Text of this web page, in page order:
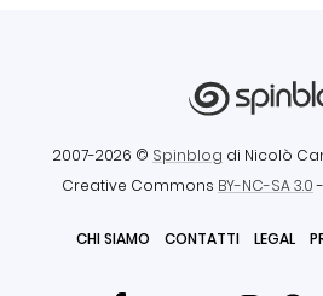
2007-2026 © Spinblog di Nicolò
Creative Commons BY-NC-SA 3.0-
CHI SIAMO CONTATTI LEGAL